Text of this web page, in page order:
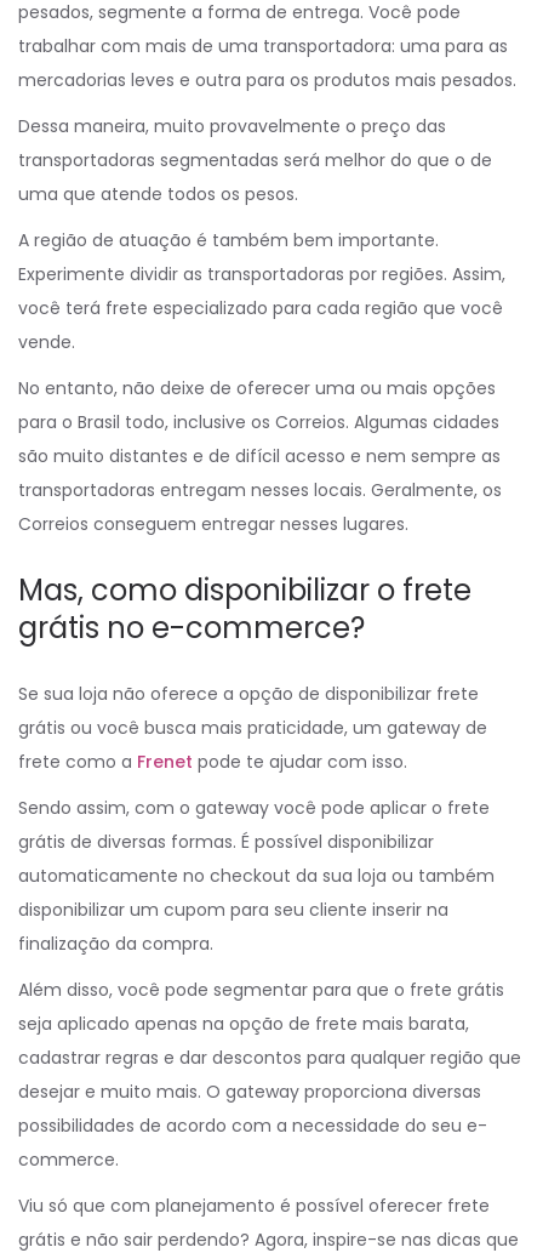
pesados, segmente a forma de entrega. Você pode
trabalhar com mais de uma transportadora: uma para as
mercadorias leves e outra para os produtos mais pesados.
Dessa maneira, muito provavelmente o preço das
transportadoras segmentadas será melhor do que o de
uma que atende todos os pesos.
A região de atuação é também bem importante.
Experimente dividir as transportadoras por regiões. Assim,
você terá frete especializado para cada região que você
vende.
No entanto, não deixe de oferecer uma ou mais opções
para o Brasil todo, inclusive os Correios. Algumas cidades
são muito distantes e de difícil acesso e nem sempre as
transportadoras entregam nesses locais. Geralmente, os
Correios conseguem entregar nesses lugares.
Mas, como disponibilizar o frete
grátis no e-commerce?
Se sua loja não oferece a opção de disponibilizar frete
grátis ou você busca mais praticidade, um gateway de
frete como a Frenet pode te ajudar com isso.
Sendo assim, com o gateway você pode aplicar o frete
grátis de diversas formas. É possível disponibilizar
automaticamente no checkout da sua loja ou também
disponibilizar um cupom para seu cliente inserir na
finalização da compra.
Além disso, você pode segmentar para que o frete grátis
seja aplicado apenas na opção de frete mais barata,
cadastrar regras e dar descontos para qualquer região que
desejar e muito mais. O gateway proporciona diversas
possibilidades de acordo com a necessidade do seu e-
commerce.
Viu só que com planejamento é possível oferecer frete
grátis e não sair perdendo? Agora, inspire-se nas dicas que